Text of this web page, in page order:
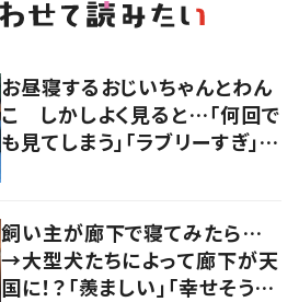
お昼寝するおじいちゃんとわん
こ しかしよく見ると…「何回で
も見てしまう」「ラブリーすぎ」の
飼い主が廊下で寝てみたら…
→大型犬たちによって廊下が天
国に！？「羨ましい」「幸せそう」